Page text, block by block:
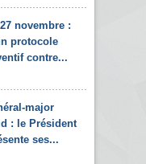
novembre :
protocole
contre...
major
: le Président
ses...